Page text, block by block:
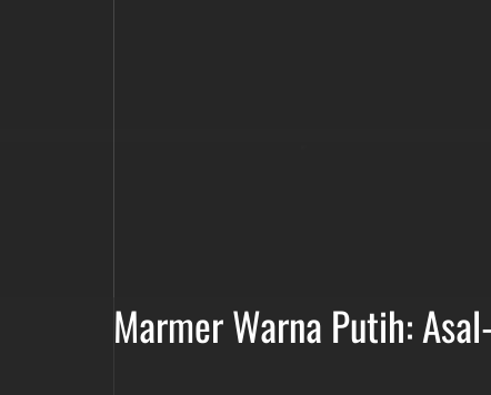
Marmer Warna Putih: